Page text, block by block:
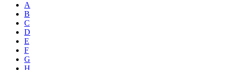
A
B
C
D
E
F
G